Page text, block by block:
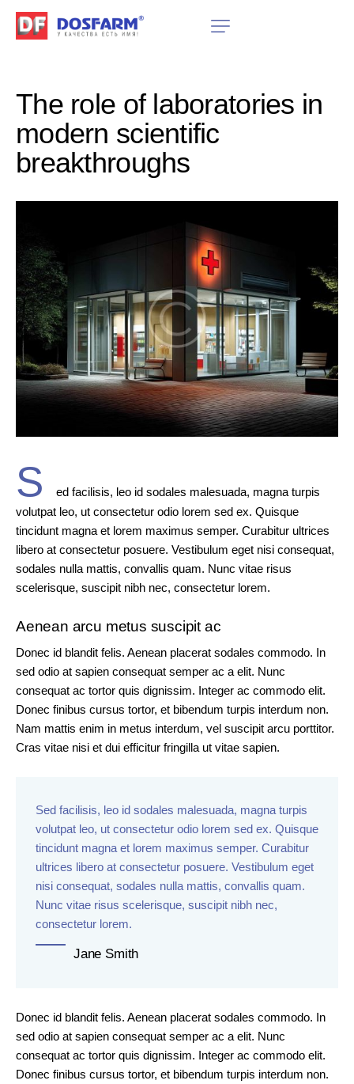
The role of laboratories in
modern scientific
breakthroughs
S
ed facilisis, leo id sodales malesuada, magna turpis
volutpat leo, ut consectetur odio lorem sed ex. Quisque
tincidunt magna et lorem maximus semper. Curabitur ultrices
libero at consectetur posuere. Vestibulum eget nisi consequat,
sodales nulla mattis, convallis quam. Nunc vitae risus
scelerisque, suscipit nibh nec, consectetur lorem.
Aenean arcu metus suscipit ac
Donec id blandit felis. Aenean placerat sodales commodo. In
sed odio at sapien consequat semper ac a elit. Nunc
consequat ac tortor quis dignissim. Integer ac commodo elit.
Donec finibus cursus tortor, et bibendum turpis interdum non.
Nam mattis enim in metus interdum, vel suscipit arcu porttitor.
Cras vitae nisi et dui efficitur fringilla ut vitae sapien.
Sed facilisis, leo id sodales malesuada, magna turpis
volutpat leo, ut consectetur odio lorem sed ex. Quisque
tincidunt magna et lorem maximus semper. Curabitur
ultrices libero at consectetur posuere. Vestibulum eget
nisi consequat, sodales nulla mattis, convallis quam.
Nunc vitae risus scelerisque, suscipit nibh nec,
consectetur lorem.
Jane Smith
Donec id blandit felis. Aenean placerat sodales commodo. In
sed odio at sapien consequat semper ac a elit. Nunc
consequat ac tortor quis dignissim. Integer ac commodo elit.
Donec finibus cursus tortor, et bibendum turpis interdum non.